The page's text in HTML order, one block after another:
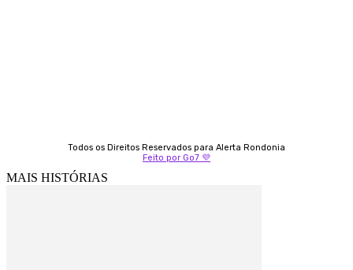
Todos os Direitos Reservados para Alerta Rondonia
Feito por Go7 💜
MAIS HISTÓRIAS